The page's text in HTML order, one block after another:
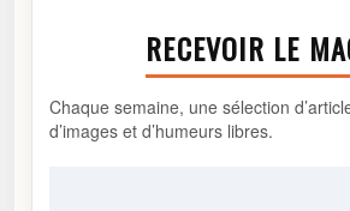
RECEVOIR LE
Chaque semaine, une sélection
d’images et d’humeurs libres.